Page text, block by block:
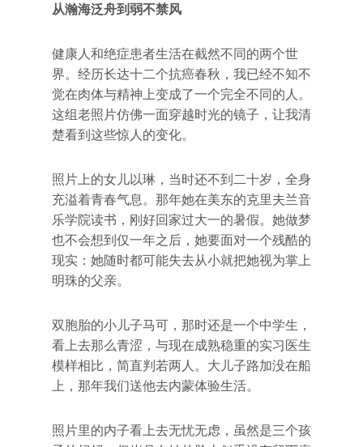
从瀚海泛舟到弱不禁风
健康人和绝症患者生活在截然不同的两个世
界。经历长达十二个抗癌春秋，我已经不知不
觉在肉体与精神上变成了一个完全不同的人。
这组老照片仿佛一面穿越时光的镜子，让我清
楚看到这些惊人的变化。
照片上的女儿以琳，当时还不到二十岁，全身
充溢着青春气息。那年她在美东的克里夫兰音
乐学院读书，刚好回家过大一的暑假。她做梦
也不会想到仅一年之后，她要面对一个残酷的
现实：她随时都可能失去从小就把她视为掌上
明珠的父亲。
双胞胎的小儿子马可，那时还是一个中学生，
看上去那么青涩，与现在成熟稳重的实习医生
模样相比，简直判若两人。大儿子路加没在船
上，那年我们送他去内蒙体验生活。
照片里的内子看上去无忧无虑，虽然是三个孩